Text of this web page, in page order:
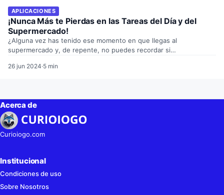
APLICACIONES
¡Nunca Más te Pierdas en las Tareas del Día y del
Supermercado!
¿Alguna vez has tenido ese momento en que llegas al
supermercado y, de repente, no puedes recordar si…
26 jun 2024·5 min
Acerca de
Curioiogo.com
Institucional
Condiciones de uso
Sobre Nosotros